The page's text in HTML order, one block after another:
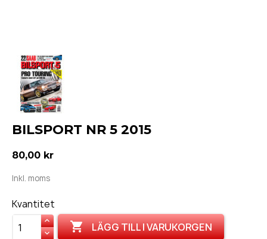
BILSPORT NR 5 2015
80,00 kr
Inkl. moms
Kvantitet
 LÄGG TILL I VARUKORGEN